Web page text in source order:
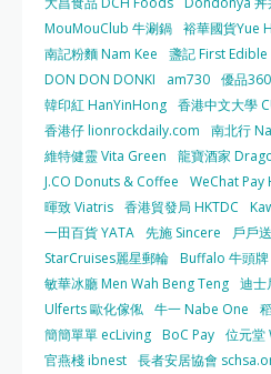
MouMouClub 牛涮鍋 裕華國貨Yue
南記粉麵 Nam Kee
盞記 First
DON DON DONKI
am730 優品360
韓印紅 HanYinHong 香港中文大學
香港仔 lionrockdaily.com
南北行
維特健靈 Vita Green
龍寶酒家
J.CO Donuts & Coffee
WeChat Pay
暉致 Viatris 香港貿發局 HKTDC
一田百貨 YATA 先施 Sincere
戶戶
StarCruises麗星郵輪 Buffalo 牛頭牌
敏華冰廳 Men Wah Beng Teng 迪士
Ulferts 歐化傢俬 牛一 Nabe One
簡簡單單 ecLiving BoC Pay 位元堂
官燕棧 ibnest 長者安居協會